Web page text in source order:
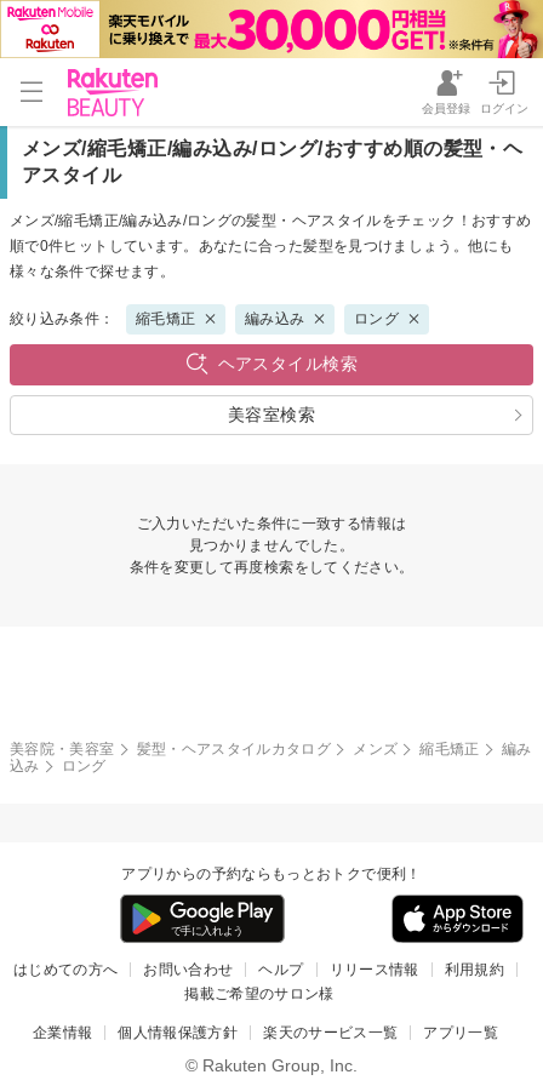
会員登録 ログイン
メンズ/縮毛矯正/編み込み/ロング/おすすめ順の髪型・ヘ
アスタイル
メンズ/縮毛矯正/編み込み/ロングの髪型・ヘアスタイルをチェック！おすすめ
順で0件ヒットしています。あなたに合った髪型を見つけましょう。他にも
様々な条件で探せます。
絞り込み条件： 縮毛矯正 編み込み ロング
ヘアスタイル検索
美容室検索
ご入力いただいた条件に一致する情報は
見つかりませんでした。
条件を変更して再度検索をしてください。
美容院・美容室 髪型・ヘアスタイルカタログ メンズ 縮毛矯正
編み
込み
ロング
アプリからの予約ならもっとおトクで便利！
はじめての方へ お問い合わせ ヘルプ リリース情報
利用規約
掲載ご希望のサロン様
企業情報 個人情報保護方針 楽天のサービス一覧 アプリ一覧
© Rakuten Group, Inc.